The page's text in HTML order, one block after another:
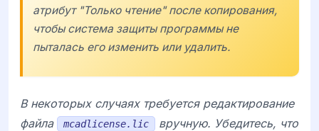
атрибут "Только чтение" после копирования,
чтобы система защиты программы не
пыталась его изменить или удалить.
В некоторых случаях требуется редактирование
файла
mcadlicense.lic
вручную. Убедитесь, что